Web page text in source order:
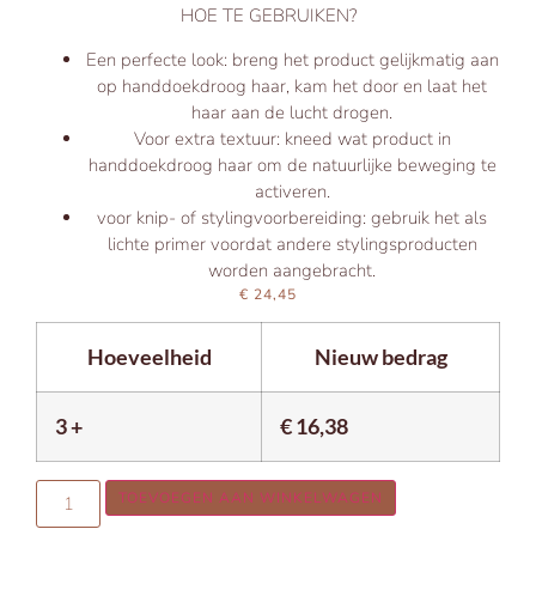
HOE TE GEBRUIKEN?
Een perfecte look: breng het product gelijkmatig aan
op handdoekdroog haar, kam het door en laat het
haar aan de lucht drogen.
Voor extra textuur: kneed wat product in
handdoekdroog haar om de natuurlijke beweging te
activeren.
voor knip- of stylingvoorbereiding: gebruik het als
lichte primer voordat andere stylingsproducten
worden aangebracht.
€ 24,45
Hoeveelheid Nieuw bedrag
3 + €16,38
TOEVOEGEN AAN WINKELWAGEN